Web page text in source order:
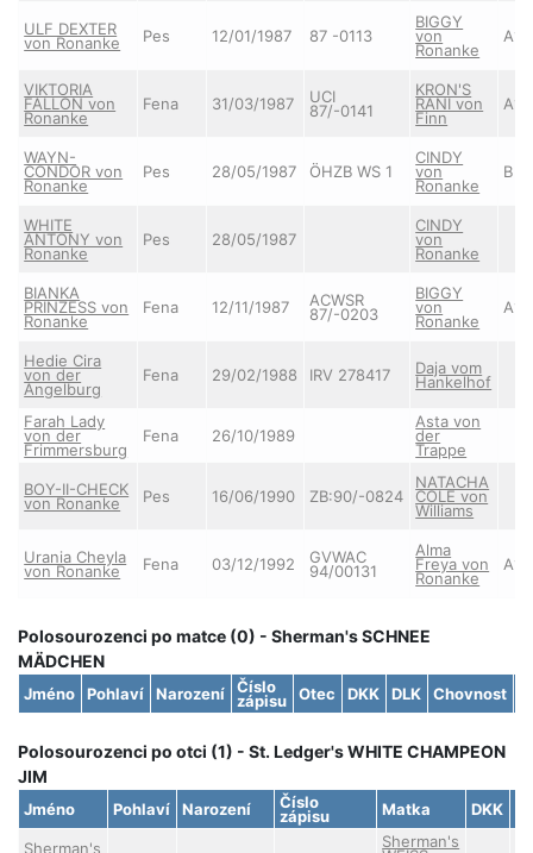
ULF DEXTER
von Ronanke Pes 12/01/1987 87 -0113
BIGGY
von
Ronanke
A1/
VIKTORIA
FALLON von
Ronanke
Fena 31/03/1987 UCI
87/-0141
KRON'S
RANI von
Finn
A1/
WAYN-
CONDOR von
Ronanke
Pes 28/05/1987 ÖHZB WS 1
CINDY
von
Ronanke
B
WHITE
ANTONY von
Ronanke
Pes 28/05/1987
CINDY
von
Ronanke
BIANKA
PRINZESS von
Ronanke
Fena 12/11/1987 ACWSR
87/-0203
BIGGY
von
Ronanke
A1
Hedie Cira
von der
Angelburg
Fena 29/02/1988 IRV 278417 Daja vom
Hankelhof
Farah Lady
von der
Frimmersburg
Fena 26/10/1989
Asta von
der
Trappe
BOY-II-CHECK
von Ronanke Pes 16/06/1990 ZB:90/-0824
NATACHA
COLE von
Williams
Urania Cheyla
von Ronanke Fena 03/12/1992 GVWAC
94/00131
Alma
Freya von
Ronanke
A1/
Polosourozenci po matce (0) - Sherman's SCHNEE
MÄDCHEN
Jméno Pohlaví Narození Číslo
zápisu Otec DKK DLK Chovnost
Polosourozenci po otci (1) - St. Ledger's WHITE CHAMPEON
JIM
Jméno Pohlaví Narození Číslo
zápisu Matka DKK
Sherman's Sherman's